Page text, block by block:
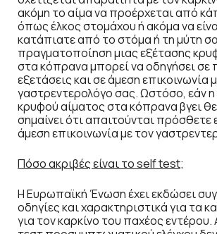
ακόμη το αίμα να προέρχεται από
όπως έλκος στομάχου ή ακόμα να
κατάπιατε από το στόμα ή τη μύτη
πραγματοποίηση μιας εξέτασης
στα κόπρανα μπορεί να οδηγήσει σε
εξετάσεις και σε άμεση επικοινωνία
γαστρεντερολόγο σας. Ωστόσο, εάν η
κρυφού αίματος στα κόπρανα βγει
σημαίνει ότι απαιτούνται πρόσθετε
άμεση επικοινωνία με τον
Πόσο ακριβές είναι το self test;
H Ευρωπαϊκή Ένωση έχει εκδώσει
οδηγίες και χαρακτηριστικά για τα
για τον καρκίνο του παχέος εντέρου.